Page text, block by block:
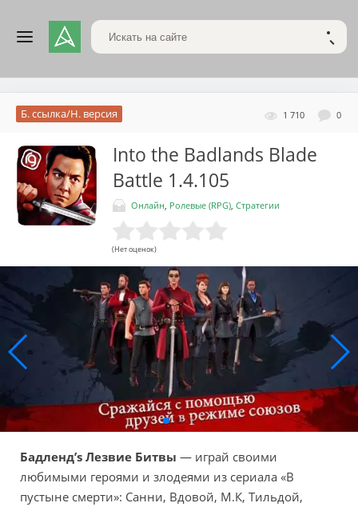
Поиск по сайту
1 710 0
Б. ссылка/Н. версия
Into the Badlands Blade
Battle 1.4.105
Онлайн Ролевые (RPG) Стратегии
(Нет оценок)
Бадленд’s Лезвие Битвы — играй своими
любимыми героями и злодеями из сериала «В
пустыне смерти»: Санни, Вдовой, М.К, Тильдой,